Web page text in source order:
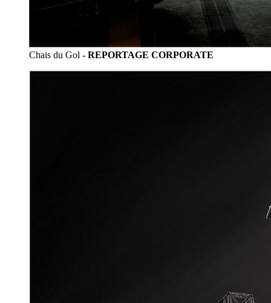
Chais du Gol - REPORTAGE CORPORATE